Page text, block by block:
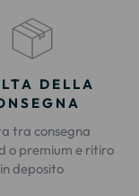
DELLA
tra consegna
o premium e ritiro
in deposito